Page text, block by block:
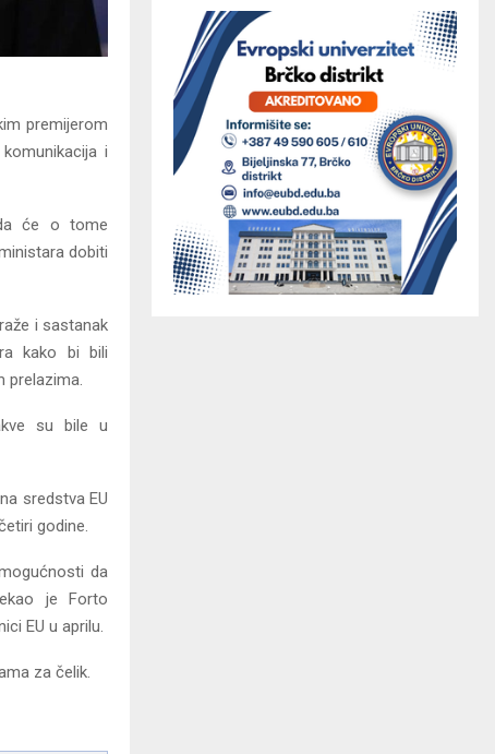
premijerom
i
će o tome
dobiti
i sastanak
kako bi bili
prelazima.
su bile u
sredstva EU
godine.
da
je Forto
EU u aprilu.
za čelik.